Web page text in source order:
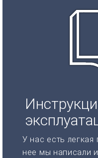
У нас есть
нее мы написали